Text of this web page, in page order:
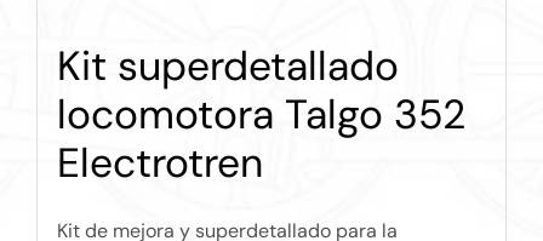
Kit superdetallado
locomotora Talgo 352
Electrotren
Kit de mejora y superdetallado para la